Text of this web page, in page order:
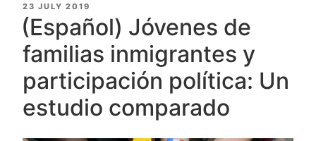
POSTED
ON
23 JULY 2019
(Español) Jóvenes de
familias inmigrantes y
participación política: Un
estudio comparado